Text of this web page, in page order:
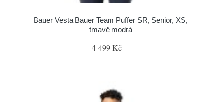
Bauer Vesta Bauer Team Puffer SR, Senior, XS,
tmavě modrá
4 499 Kč